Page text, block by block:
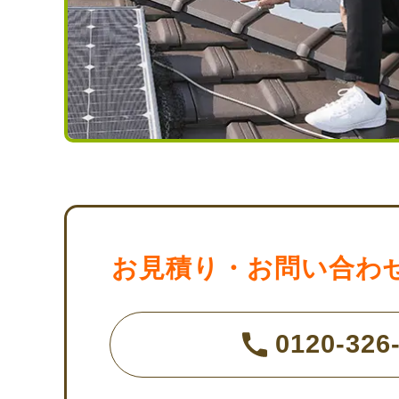
お見積り・お問い合わ
0120-326-